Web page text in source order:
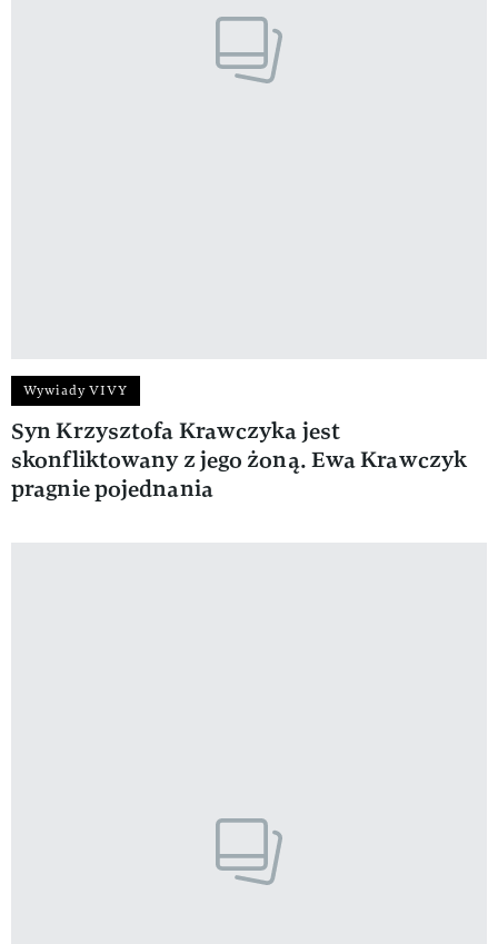
Wywiady VIVY
Syn Krzysztofa Krawczyka jest
skonfliktowany z jego żoną. Ewa Krawczyk
pragnie pojednania